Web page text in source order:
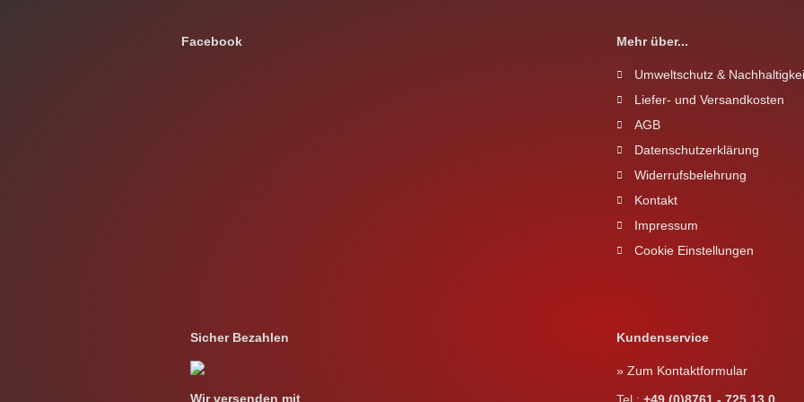
Facebook Mehr über...
Umweltschutz &
Liefer- und Versandkosten
AGB
Datenschutzerklärung
Widerrufsbelehrung
Kontakt
Impressum
Cookie Einstellungen
Sicher Bezahlen
Wir versenden mit
Kundenservice
» Zum Kontaktformular